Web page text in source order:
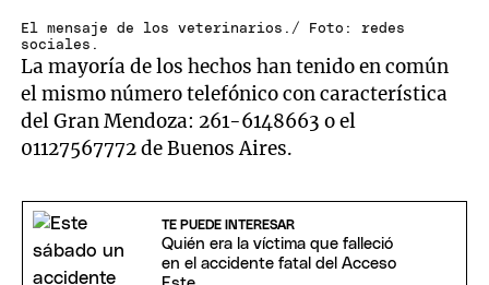
El mensaje de los veterinarios./ Foto: redes
sociales.
La mayoría de los hechos han tenido en común
el mismo número telefónico con característica
del Gran Mendoza: 261-6148663 o el
01127567772 de Buenos Aires.
TE PUEDE INTERESAR
Quién era la víctima que falleció
en el accidente fatal del Acceso